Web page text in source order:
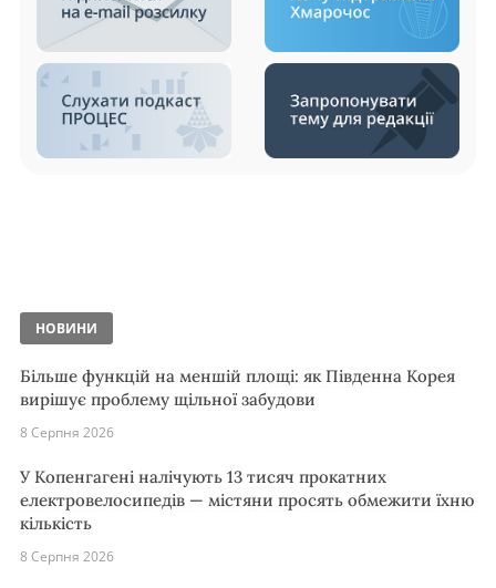
НОВИНИ
Більше функцій на меншій площі: як Південна Корея
вирішує проблему щільної забудови
8 Серпня 2026
У Копенгагені налічують 13 тисяч прокатних
електровелосипедів — містяни просять обмежити їхню
кількість
8 Серпня 2026